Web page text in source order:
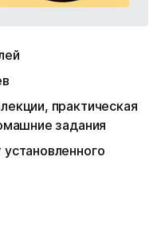
практическая
задания
установленного